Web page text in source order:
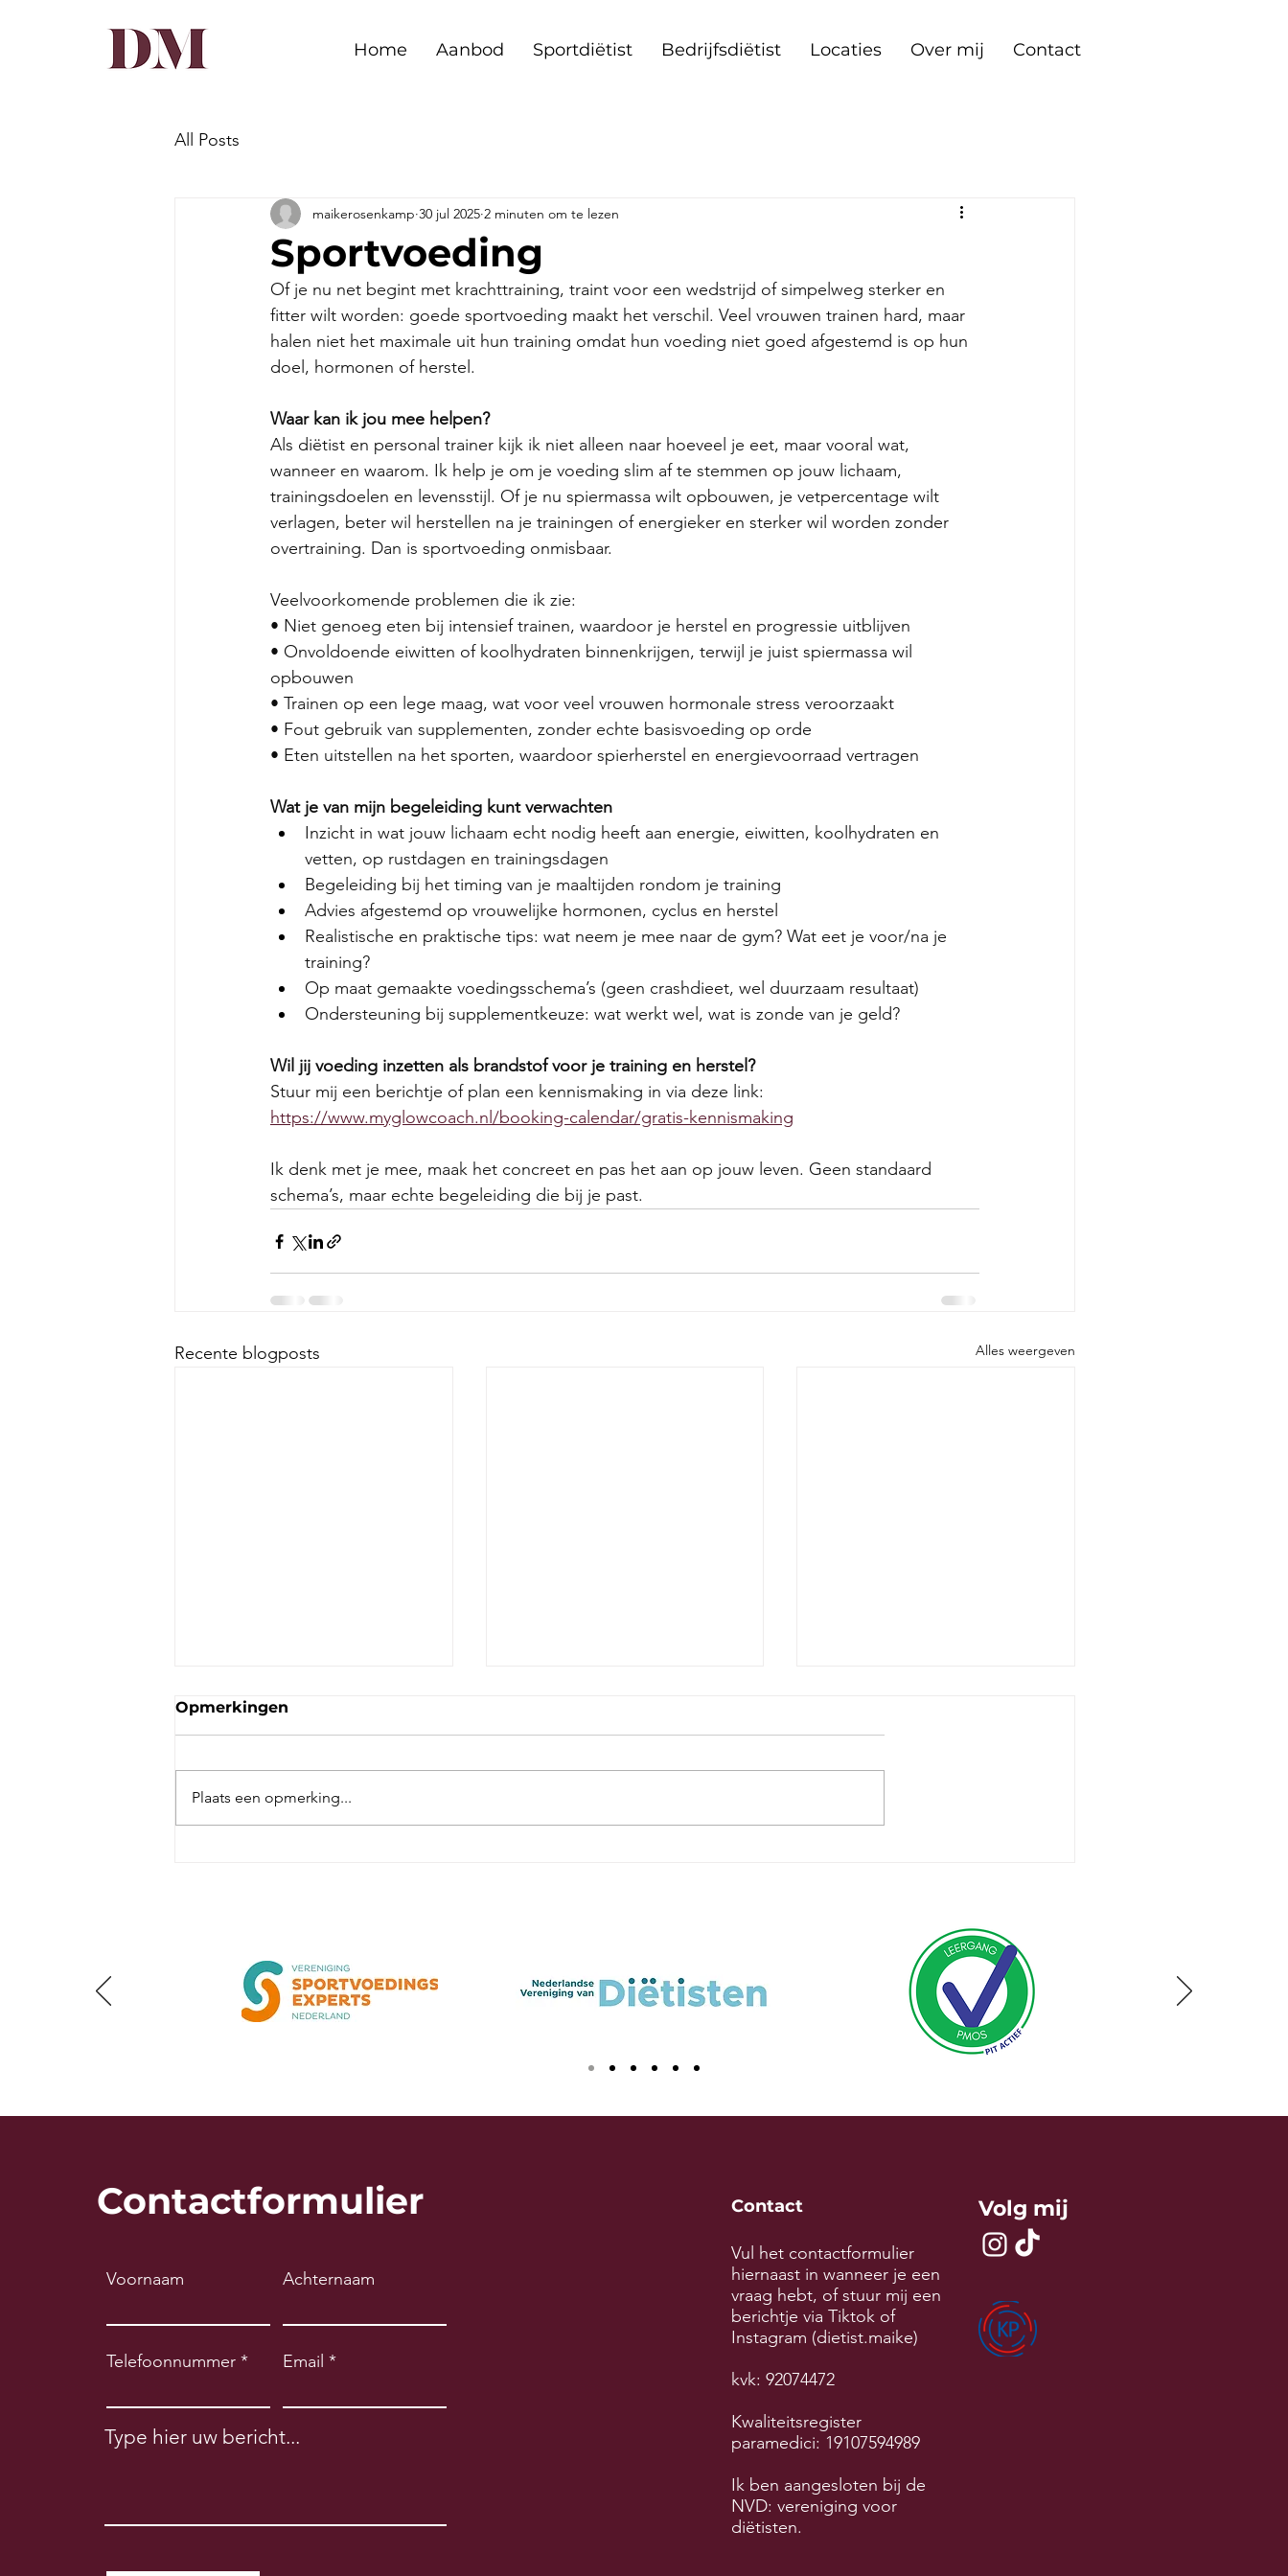
Home Aanbod Sportdiëtist Bedrijfsdiëtist Locaties Over mij Contact
All Posts
Sportvoeding
maikerosenkamp 30 jul 2025 2 minuten om te lezen
Of je nu net begint met krachttraining, traint voor een wedstrijd of simpelweg sterker en
fitter wilt worden: goede sportvoeding maakt het verschil. Veel vrouwen trainen hard, maar
halen niet het maximale uit hun training omdat hun voeding niet goed afgestemd is op hun
doel, hormonen of herstel.
Waar kan ik jou mee helpen?
Als diëtist en personal trainer kijk ik niet alleen naar hoeveel je eet, maar vooral wat,
wanneer en waarom. Ik help je om je voeding slim af te stemmen op jouw lichaam,
trainingsdoelen en levensstijl. Of je nu spiermassa wilt opbouwen, je vetpercentage wilt
verlagen, beter wil herstellen na je trainingen of energieker en sterker wil worden zonder
overtraining. Dan is sportvoeding onmisbaar.
Veelvoorkomende problemen die ik zie:
• Niet genoeg eten bij intensief trainen, waardoor je herstel en progressie uitblijven
• Onvoldoende eiwitten of koolhydraten binnenkrijgen, terwijl je juist spiermassa wil
opbouwen
• Trainen op een lege maag, wat voor veel vrouwen hormonale stress veroorzaakt
• Fout gebruik van supplementen, zonder echte basisvoeding op orde
• Eten uitstellen na het sporten, waardoor spierherstel en energievoorraad vertragen
Wat je van mijn begeleiding kunt verwachten
Inzicht in wat jouw lichaam echt nodig heeft aan energie, eiwitten, koolhydraten en
vetten, op rustdagen en trainingsdagen
Begeleiding bij het timing van je maaltijden rondom je training
Advies afgestemd op vrouwelijke hormonen, cyclus en herstel
Realistische en praktische tips: wat neem je mee naar de gym? Wat eet je voor/na je
training?
Op maat gemaakte voedingsschema’s (geen crashdieet, wel duurzaam resultaat)
Ondersteuning bij supplementkeuze: wat werkt wel, wat is zonde van je geld?
Wil jij voeding inzetten als brandstof voor je training en herstel?
Stuur mij een berichtje of plan een kennismaking in via deze link:
https://www.myglowcoach.nl/booking-calendar/gratis-kennismaking
Ik denk met je mee, maak het concreet en pas het aan op jouw leven. Geen standaard
schema’s, maar echte begeleiding die bij je past.
Recente blogposts Alles weergeven
Opmerkingen
Plaats een opmerking...
Contactformulier
Voornaam Achternaam
Telefoonnummer Email
Type hier uw bericht...
Contact
Vul het contactformulier
hiernaast in wanneer je een
vraag hebt, of stuur mij een
berichtje via Tiktok of
Instagram (dietist.maike)
kvk: 92074472
Kwaliteitsregister
paramedici: 19107594989
Ik ben aangesloten bij de
NVD: vereniging voor
diëtisten.
Volg mij